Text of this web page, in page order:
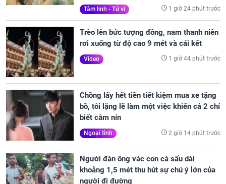
Tâm linh - Tử vi 1 giờ 24 phút trước
Trèo lên bức tượng đồng, nam thanh niên
rơi xuống từ độ cao 9 mét và cái kết
Video 1 giờ 44 phút trước
Chồng lấy hết tiền tiết kiệm mua xe tặng
bồ, tôi lặng lẽ làm một việc khiến cả 2 chỉ
biết câm nín
Ngoại tình 2 giờ 14 phút trước
Người đàn ông vác con cá sấu dài
khoảng 1,5 mét thu hút sự chú ý lớn của
người đi đường